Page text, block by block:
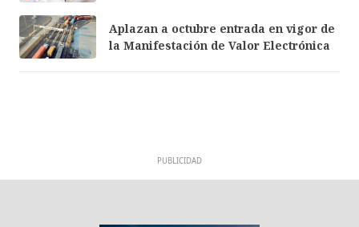
Aplazan a octubre entrada en vigor de
la Manifestación de Valor Electrónica
PUBLICIDAD